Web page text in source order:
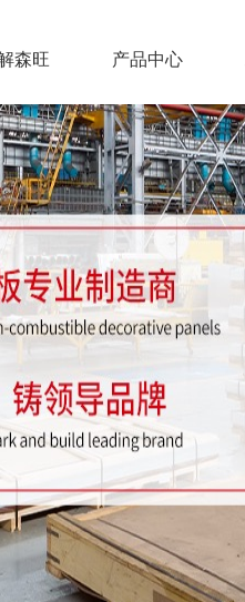
森旺 产品中心